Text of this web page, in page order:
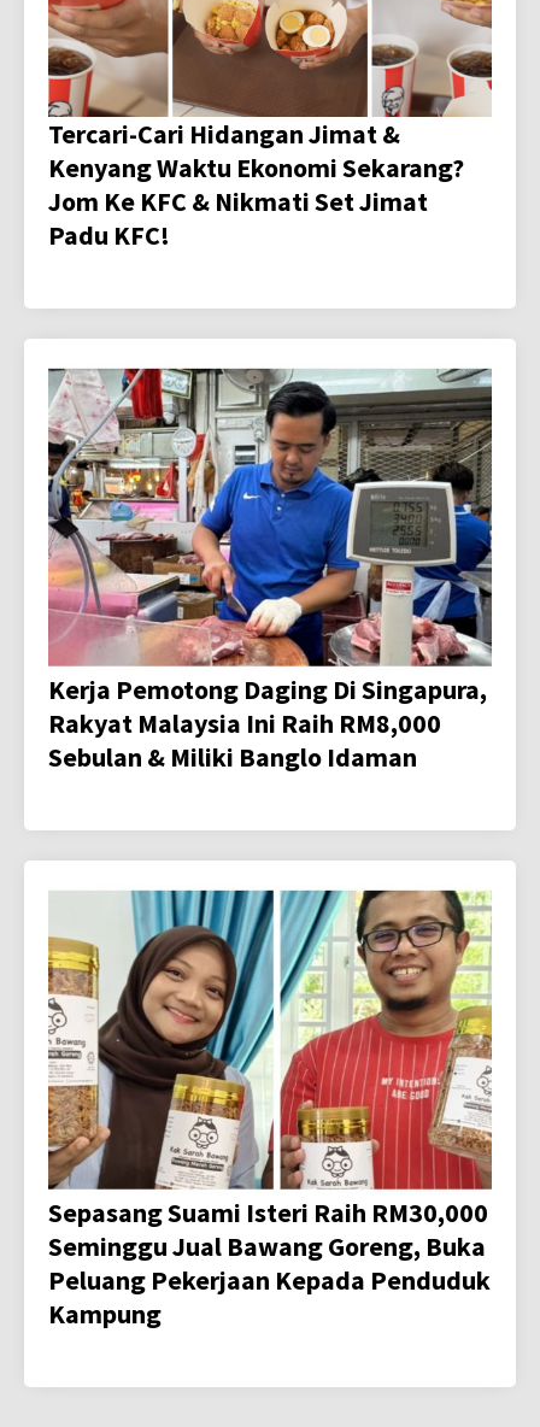
Tercari-Cari Hidangan Jimat &
Kenyang Waktu Ekonomi Sekarang?
Jom Ke KFC & Nikmati Set Jimat
Padu KFC!
Kerja Pemotong Daging Di Singapura,
Rakyat Malaysia Ini Raih RM8,000
Sebulan & Miliki Banglo Idaman
Sepasang Suami Isteri Raih RM30,000
Seminggu Jual Bawang Goreng, Buka
Peluang Pekerjaan Kepada Penduduk
Kampung